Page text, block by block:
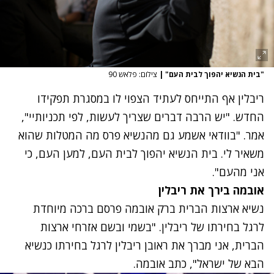
"בית הנשיא יהפוך לבית העם" | צילום: פלאש 90
ריבלין אף התייחס לעתיד הצפוי לו במסגרת תפקידו
החדש. "יש הרבה דברים שצריך לעשות, לפי תכניותיי",
אמר. "בוודאי אשמע גם מהנשיא פרס מה המטלות שהוא
משאיר לי. בית הנשיא יהפוך לבית העם, למען העם, כי
אני מהעם".
אובמה בירך את ריבלין
נשיא ארצות הברית ברק אובמה פרסם ברכה מיוחדת
לרגל בחירתו של ריבלין. "בשמי ובשם אזרחי ארצות
הברית, אני מברך את ראובן ריבלין לרגל בחירתו כנשיא
הבא של ישראל", כתב אובמה.